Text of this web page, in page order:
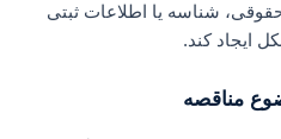
شناسه یا اطلاعات ثبتی
ایجاد کند.
مناقصه